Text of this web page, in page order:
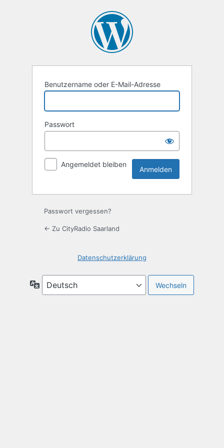
Benutzername oder E-Mail-Adresse
Passwort
Angemeldet bleiben
Passwort vergessen?
← Zu CityRadio Saarland
Datenschutzerklärung
Sprache